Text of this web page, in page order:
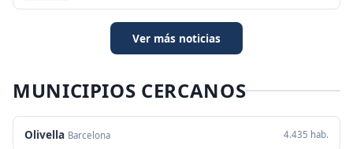
Ver más noticias
MUNICIPIOS CERCANOS
Olivella Barcelona 4.435 hab.